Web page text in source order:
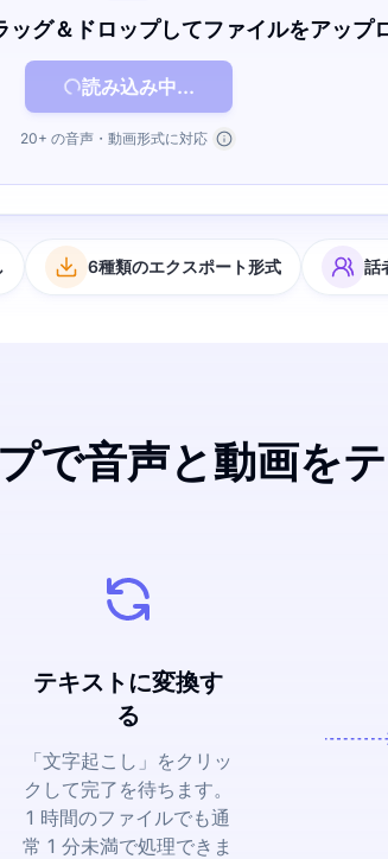
ッグ＆ドロップしてファイルをアップ
読み込み中...
20+ の音声・動画形式に対応
6種類のエクスポート形式 話
で音声と動画を
テキストに変換す
る
「文字起こし」をクリッ
クして完了を待ちます。
1 時間のファイルでも通
常 1 分未満で処理できま